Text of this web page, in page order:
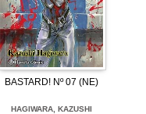
BASTARD! Nº 07 (NE)
HAGIWARA, KAZUSHI